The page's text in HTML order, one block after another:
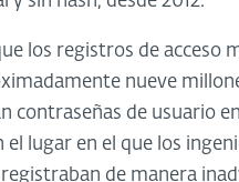
los registros de acceso
nueve
contraseñas de usuario
lugar en el que los
de manera